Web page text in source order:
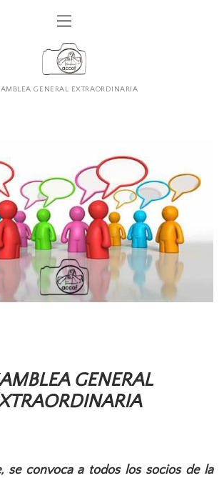
GENERAL EXTRAORDINARIA
GENERAL
se convoca a todos los socios de la